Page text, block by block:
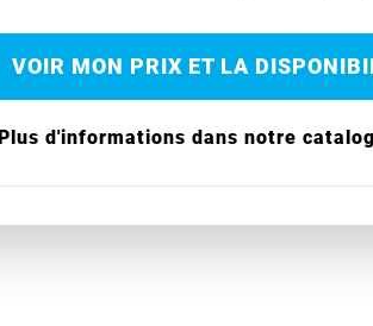
VOIR MON PRIX ET LA
Plus d'informations dans notre